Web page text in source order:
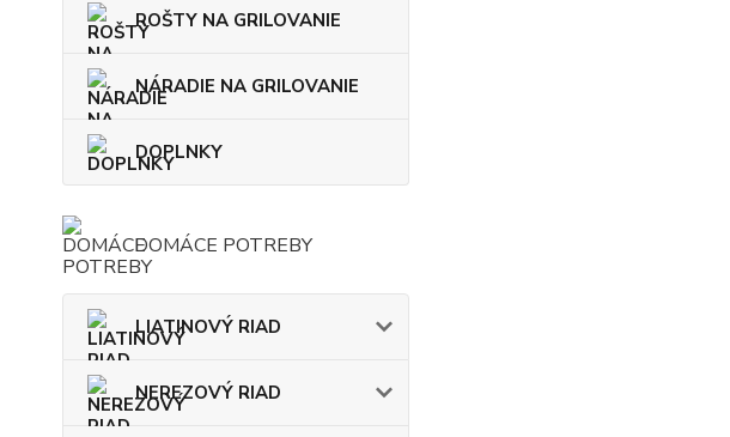
ROŠTY NA GRILOVANIE
NÁRADIE NA GRILOVANIE
DOPLNKY
DOMÁCE POTREBY
LIATINOVÝ RIAD
NEREZOVÝ RIAD